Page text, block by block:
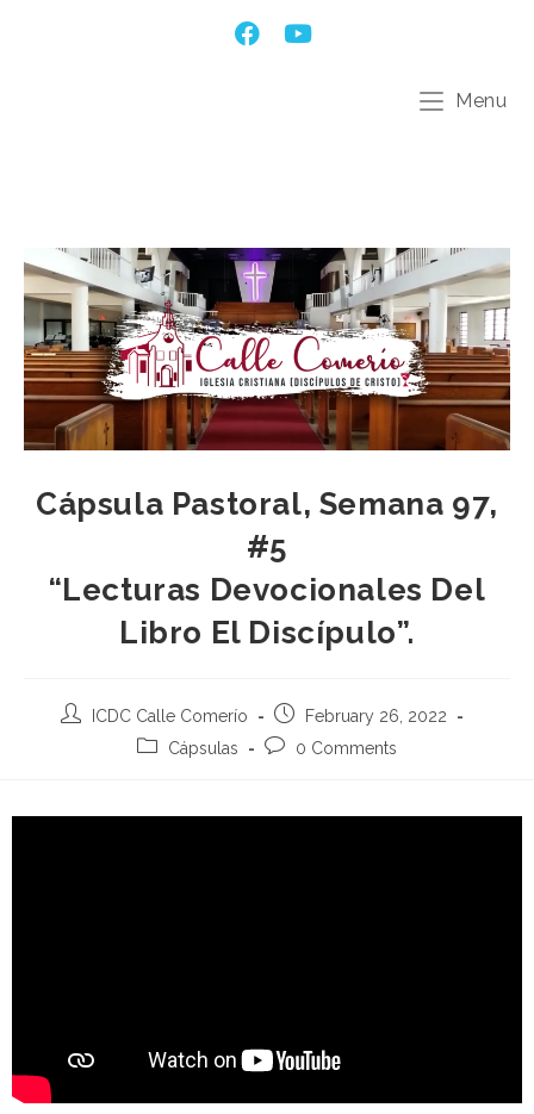
Menu
Cápsula Pastoral, Semana 97,
#5
“Lecturas Devocionales Del
Libro El Discípulo”.
ICDC Calle Comerío
February 26, 2022
Cápsulas
0 Comments